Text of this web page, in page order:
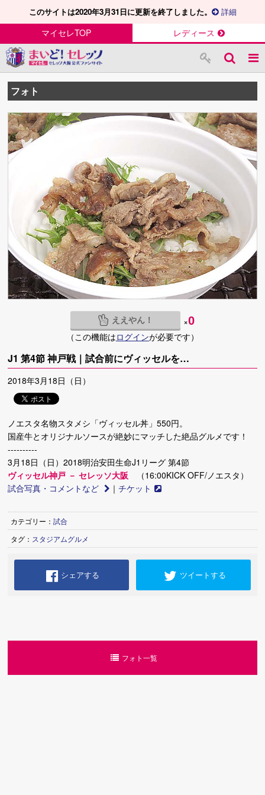
このサイトは2020年3月31日に更新を終了しました。 詳細
マイセレTOP レディース
フォト
ええやん！ ×0
（この機能はログインが必要です）
J1 第4節 神戸戦｜試合前にヴィッセルを…
2018年3月18日（日）
ノエスタ名物スタメシ「ヴィッセル丼」550円。
国産牛とオリジナルソースが絶妙にマッチした絶品グルメです！
----------
3月18日（日）2018明治安田生命J1リーグ 第4節
ヴィッセル神戸 － セレッソ大阪 （16:00KICK OFF/ノエスタ）
試合写真・コメントなど
｜チケット
カテゴリー：試合
タグ： スタジアムグルメ
シェアする ツイートする
フォト一覧